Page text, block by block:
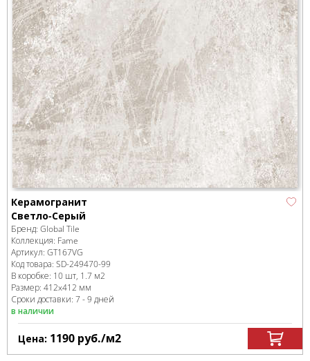
Керамогранит
Светло-Серый
Бренд: Global Tile
Коллекция: Fame
Артикул: GT167VG
Код товара: SD-249470-99
В коробке: 10 шт, 1.7 м2
Размер: 412x412 мм
Сроки доставки: 7 - 9 дней
в наличии
Цена: 1190 руб./м2